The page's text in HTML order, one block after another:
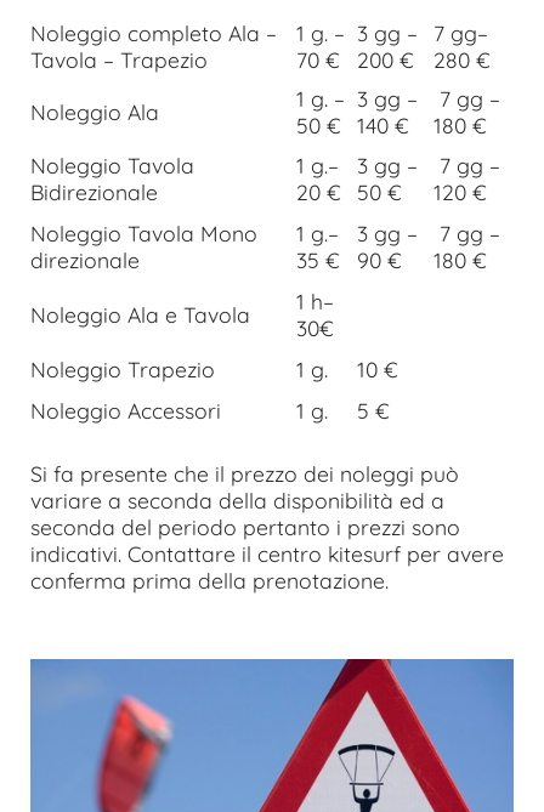
Noleggio completo Ala –
Tavola – Trapezio
1 g. –
70 €
3 gg –
200 €
7 gg–
280 €
Noleggio Ala
1 g. –
50 €
3 gg –
140 €
7 gg –
180 €
Noleggio Tavola
Bidirezionale
1 g.–
20 €
3 gg –
50 €
7 gg –
120 €
Noleggio Tavola Mono
direzionale
1 g.–
35 €
3 gg –
90 €
7 gg –
180 €
Noleggio Ala e Tavola
1 h–
30€
Noleggio Trapezio
1 g.
10 €
Noleggio Accessori
1 g. 5 €
Si fa presente che il prezzo dei noleggi può
variare a seconda della disponibilità ed a
seconda del periodo pertanto i prezzi sono
indicativi. Contattare il centro kitesurf per avere
conferma prima della prenotazione.